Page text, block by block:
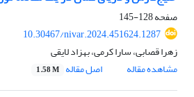
صفحه128-145
10.30467/nivar.2024.451624.1287
زهرا قصابی، سارا کرمی، بهزاد لایقی
مشاهده مقاله
اصل مقاله 1.58 M